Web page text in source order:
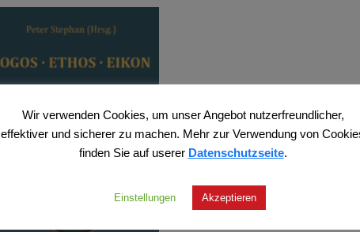
Wir verwenden Cookies, um unser Angebot nutzerfreundlicher,
effektiver und sicherer zu machen. Mehr zur Verwendung von
finden Sie auf userer Datenschutzseite.
Einstellungen Akzeptieren